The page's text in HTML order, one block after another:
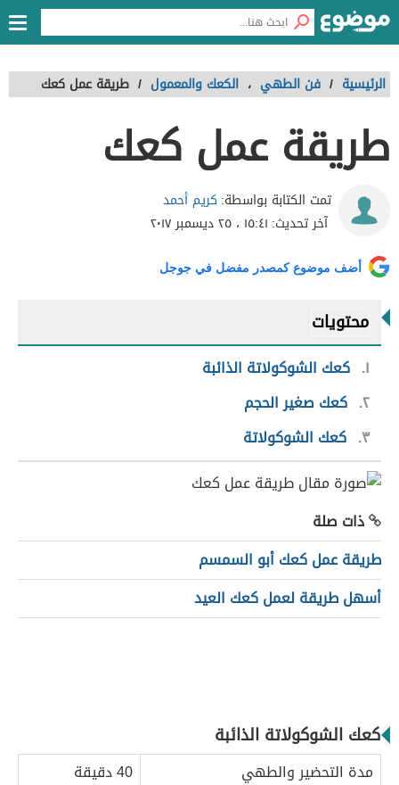
الرئيسية / فن الطهي ، الكعك والمعمول / طريقة عمل كعك
طريقة عمل كعك
تمت الكتابة بواسطة: كريم أحمد
آخر تحديث: ١٥:٤١ ، ٢٥ ديسمبر ٢٠١٧
أضف موضوع كمصدر مفضل في جوجل
محتويات
١ كعك الشوكولاتة الذائبة
٢ كعك صغير الحجم
٣ كعك الشوكولاتة
ذات صلة
طريقة عمل كعك أبو السمسم
أسهل طريقة لعمل كعك العيد
كعك الشوكولاتة الذائبة
مدة التحضير والطهي
40 دقيقة